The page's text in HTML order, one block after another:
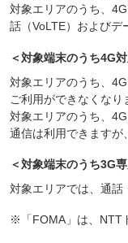
対象エリアのうち、
話（VoLTE）およびデ
＜対象端末のうち4G
対象エリアのうち、
ご利用ができなくなり
対象エリアのうち、
通信は利用できますが
＜対象端末のうち3G
対象エリアでは、通話
※「FOMA」は、NTT